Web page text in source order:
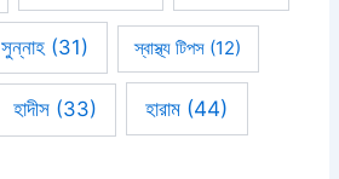
সুন্নাহ (31) স্বাস্থ্য টিপস (12)
হাদীস(33) হারাম (44)